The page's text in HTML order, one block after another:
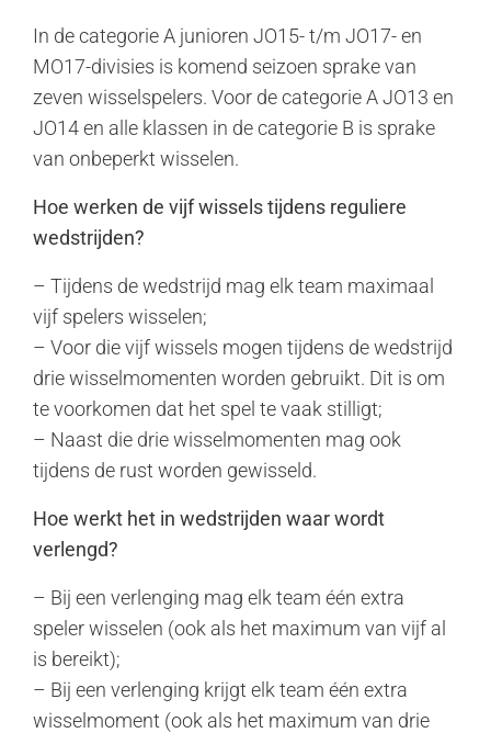
In de categorie A junioren JO15- t/m JO17- en
MO17-divisies is komend seizoen sprake van
zeven wisselspelers. Voor de categorie A JO13 en
JO14 en alle klassen in de categorie B is sprake
van onbeperkt wisselen.
Hoe werken de vijf wissels tijdens reguliere
wedstrijden?
– Tijdens de wedstrijd mag elk team maximaal
vijf spelers wisselen;
– Voor die vijf wissels mogen tijdens de wedstrijd
drie wisselmomenten worden gebruikt. Dit is om
te voorkomen dat het spel te vaak stilligt;
– Naast die drie wisselmomenten mag ook
tijdens de rust worden gewisseld.
Hoe werkt het in wedstrijden waar wordt
verlengd?
– Bij een verlenging mag elk team één extra
speler wisselen (ook als het maximum van vijf al
is bereikt);
– Bij een verlenging krijgt elk team één extra
wisselmoment (ook als het maximum van drie